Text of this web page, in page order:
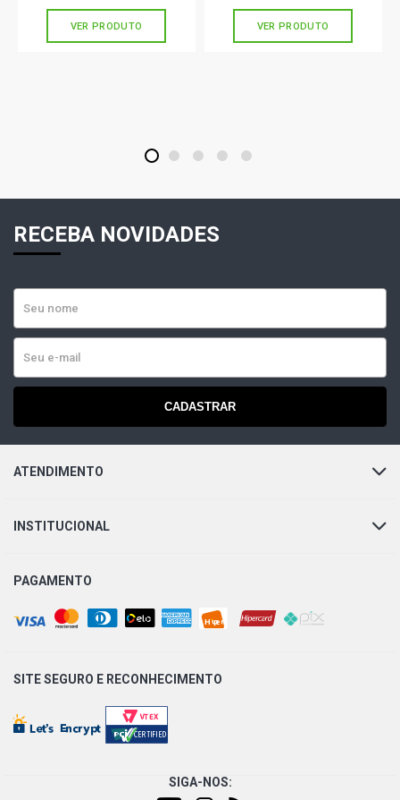
VER PRODUTO VER PRODUTO
1 2 3 4 5
RECEBA NOVIDADES
CADASTRAR
ATENDIMENTO
INSTITUCIONAL
PAGAMENTO
SITE SEGURO E RECONHECIMENTO
SIGA-NOS: